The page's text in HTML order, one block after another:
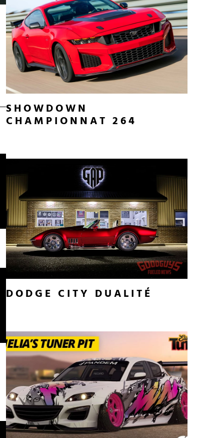
SHOWDOWN
CHAMPIONNAT 264
DODGE CITY DUALITÉ